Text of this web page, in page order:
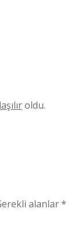
oldu.
alanlar*